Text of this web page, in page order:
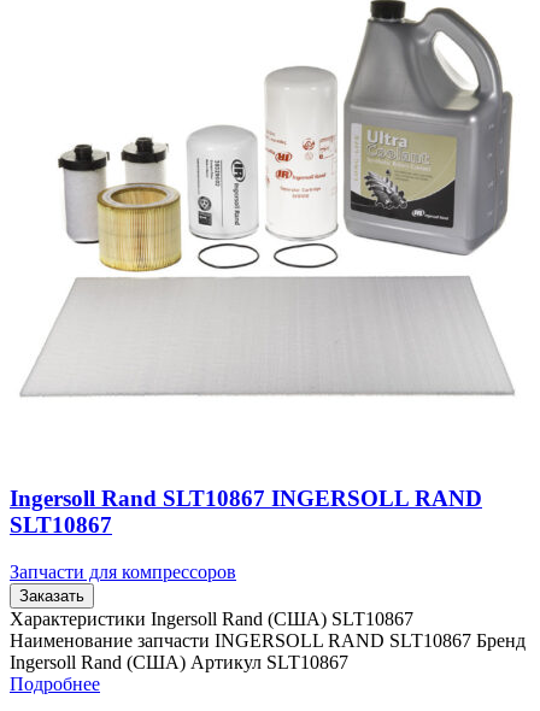
Ingersoll Rand SLT10867 INGERSOLL RAND
SLT10867
Запчасти для компрессоров
Заказать
Характеристики Ingersoll Rand (США) SLT10867
Наименование запчасти INGERSOLL RAND SLT10867 Бренд
Ingersoll Rand (США) Артикул SLT10867
Подробнее